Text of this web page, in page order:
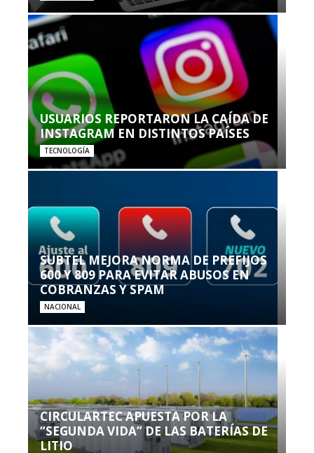
USUARIOS REPORTARON LA CAÍDA DE
INSTAGRAM EN DISTINTOS PAÍSES
TECNOLOGÍA
SUBTEL MEJORA NORMA DE PREFIJOS
600 Y 809 PARA EVITAR ABUSOS EN
COBRANZAS Y SPAM
NACIONAL
CIRCULARTEC APUESTA POR LA
“SEGUNDA VIDA” DE LAS BATERÍAS DE
LITIO